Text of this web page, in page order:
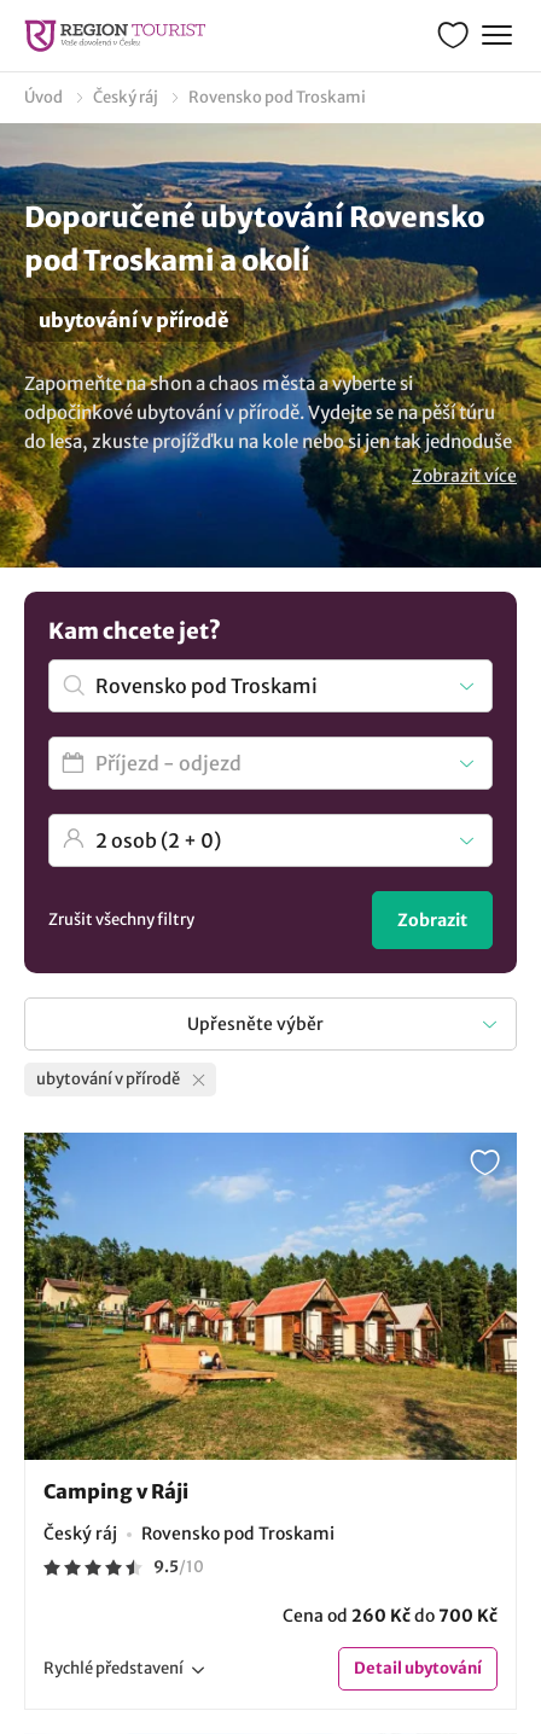
Úvod Český ráj Rovensko pod Troskami
Doporučené ubytování Rovensko
pod Troskami a okolí
ubytování v přírodě
Zapomeňte na shon a chaos města a vyberte si
odpočinkové ubytování v přírodě. Vydejte se na pěší túru
do lesa, zkuste projížďku na kole nebo si jen tak jednoduše
užijte den v přírodě. Prohlédněte si možné pobyty v
přírodě v malebné oblasti Rovensko pod Troskami a
zarezervujte si dovolenou. Vzhůru za přírodními krásami.
Potřebujete větší inspiraci? Zde najdete ucelený výběr
ubytování v lokalitě Rovensko pod Troskami..
Zobrazit více
Kam chcete jet?
Zrušit všechny filtry Zobrazit
Upřesněte výběr
ubytování v přírodě
Camping v Ráji
Český ráj Rovensko pod Troskami
9.5/10
Cena od 260 Kčdo700 Kč
Rychlépředstavení Detailubytování